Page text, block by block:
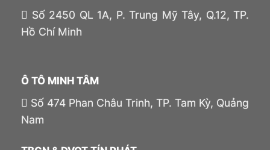
Số 2450 QL 1A, P. Trung Mỹ Tây, Q.12, TP.
Hồ Chí Minh
Ô TÔ MINH TÂM
Số 474 Phan Châu Trinh, TP. Tam Kỳ, Quảng
Nam